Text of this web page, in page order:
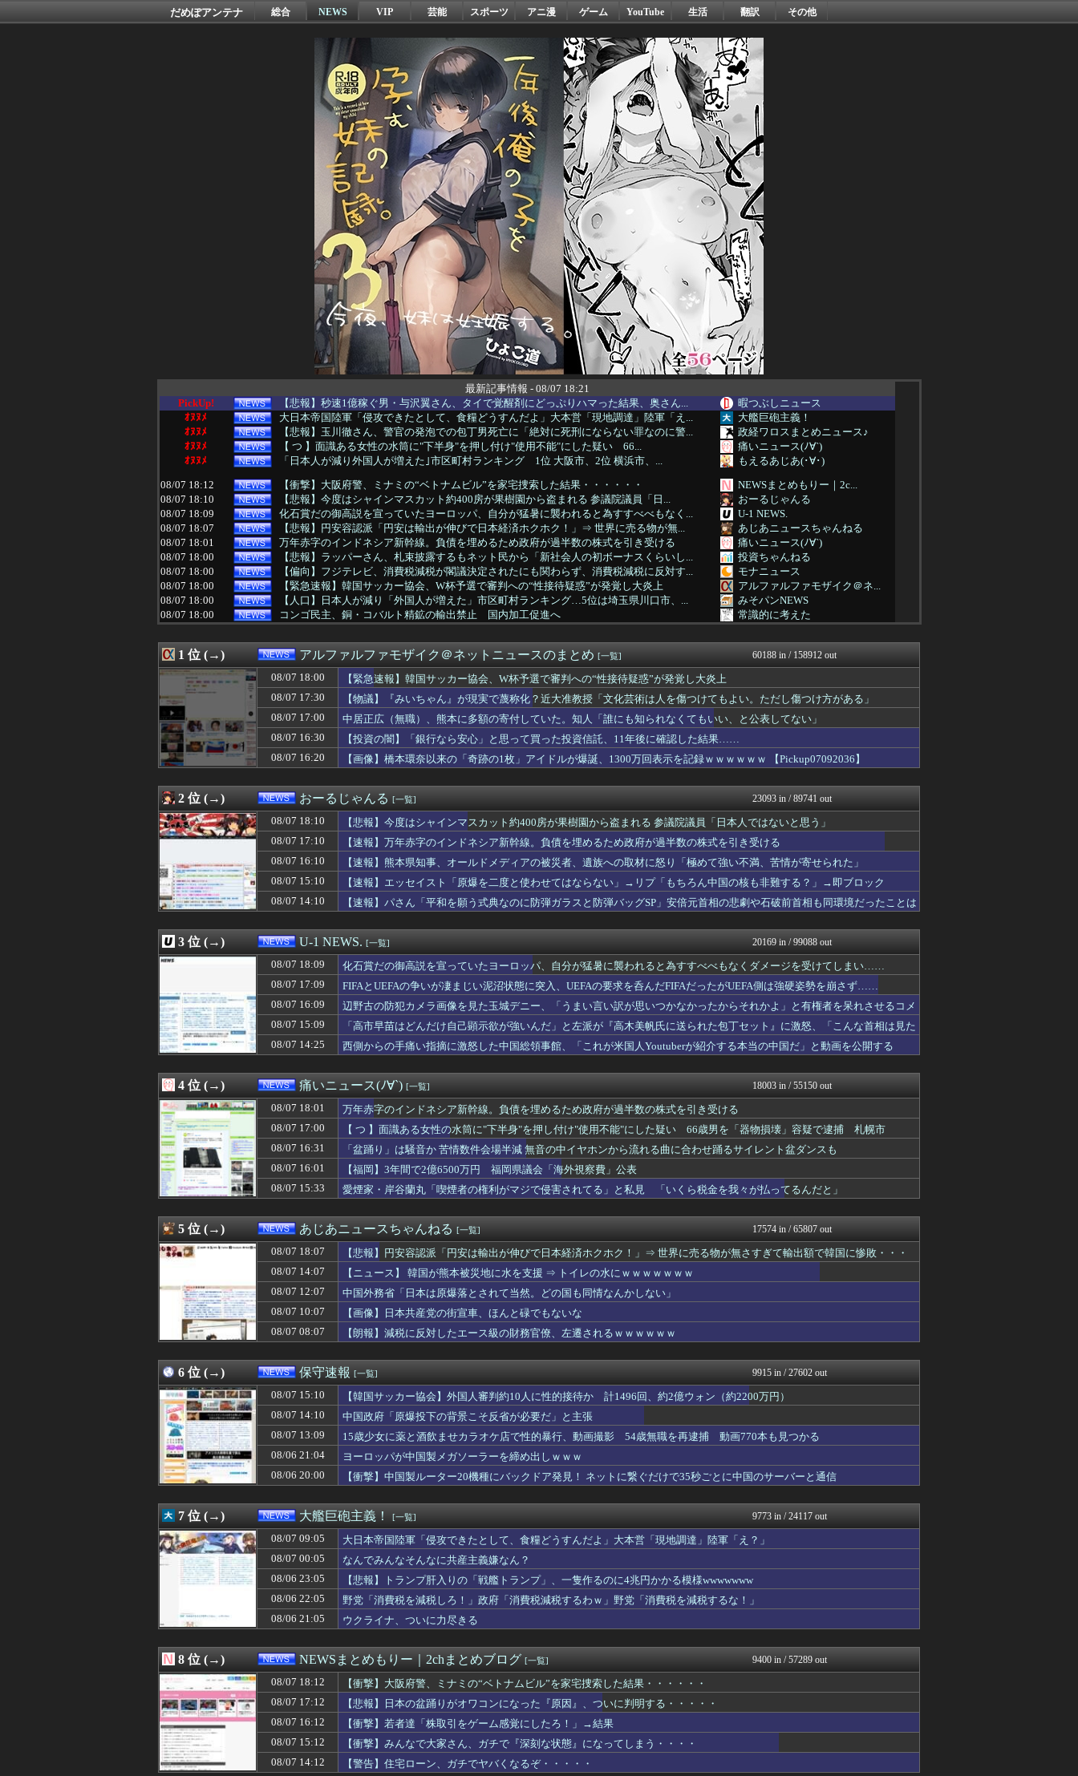
だめぽアンテナ 総合 NEWS VIP 芸能 スポーツ アニ漫 ゲーム YouTube 生活 翻訳 その他
最新記事情報 - 08/07 18:21
PickUp!
【悲報】秒速1億稼ぐ男・与沢翼さん、タイで覚醒剤にどっぷりハマった結果、奥さん...
暇つぶしニュース
ｵﾇﾇﾒ
大日本帝国陸軍「侵攻できたとして、食糧どうすんだよ」大本営「現地調達」陸軍「え...
大艦巨砲主義！
ｵﾇﾇﾒ
【悲報】玉川徹さん、警官の発泡での包丁男死亡に「絶対に死刑にならない罪なのに警...
政経ワロスまとめニュース♪
ｵﾇﾇﾒ
【 つ 】面識ある女性の水筒に"下半身"を押し付け"使用不能"にした疑い 66...
痛いニュース(ﾉ∀`)
ｵﾇﾇﾒ
「日本人が減り外国人が増えた｣市区町村ランキング 1位 大阪市、2位 横浜市、...
もえるあじあ(･∀･)
08/07 18:12
【衝撃】大阪府警、ミナミの“ベトナムビル”を家宅捜索した結果・・・・・・
NEWSまとめもりー｜2c...
08/07 18:10
【悲報】今度はシャインマスカット約400房が果樹園から盗まれる 参議院議員「日...
おーるじゃんる
08/07 18:09
化石賞だの御高説を宣っていたヨーロッパ、自分が猛暑に襲われると為すすべべもなく...
U-1 NEWS.
08/07 18:07
【悲報】円安容認派「円安は輸出が伸びで日本経済ホクホク！」⇒ 世界に売る物が無...
あじあニュースちゃんねる
08/07 18:01
万年赤字のインドネシア新幹線。負債を埋めるため政府が過半数の株式を引き受ける
痛いニュース(ﾉ∀`)
08/07 18:00
【悲報】ラッパーさん、札束披露するもネット民から「新社会人の初ボーナスくらいし...
投資ちゃんねる
08/07 18:00
【偏向】フジテレビ、消費税減税が閣議決定されたにも関わらず、消費税減税に反対す...
モナニュース
08/07 18:00
【緊急速報】韓国サッカー協会、W杯予選で審判への“性接待疑惑”が発覚し大炎上
アルファルファモザイク＠ネ...
08/07 18:00
【人口】日本人が減り「外国人が増えた」市区町村ランキング…5位は埼玉県川口市、...
みそパンNEWS
08/07 18:00
コンゴ民主、銅・コバルト精鉱の輸出禁止 国内加工促進へ
常識的に考えた
08/07 17:55
中国にて、誰も欲しがらないEVを「売れたこと」にして補助金を騙し取る事案が横行...
国難にあってもの申す！！
08/07 17:51
ALLDOCUBEの新型8.8インチタブレット｢iPlay 80 mini T...
理想ちゃんねる
08/07 17:37
韓国陸軍の射撃訓練中だったK1E1戦車で火災、乗員は避難…エンジンルーム付近か...
08/07 17:31
たこ焼きのタコ、何かで代替できないものか
まとめたニュース
08/07 17:30
【物議】『みいちゃん』が現実で蔑称化？近大准教授「文化芸術は人を傷つけてもよい...
アルファルファモザイク＠ネ...
08/07 17:29
【東大】2年連続赤字へ 「貯金」数年で枯渇、研究者の削減不可避
日本第一！ニュース録
08/07 17:24
小沢一郎氏、玉城デニー知事を全力応援表明 「このままでは勝てない」中道の態度を...
もえるあじあ(･∀･)
08/07 17:20
【東スポ】 韓国サッカー協会 審判への性接待報道にＳＮＳ紛糾「徹底追及」「２０...
キムチ速報
08/07 17:15
いつもの自分発のブーム 〜 米国・欧州でも「韓国旅行」ブーム
反日愚国 恨寓瘻
08/07 17:10
【速報】万年赤字のインドネシア新幹線。負債を埋めるため政府が過半数の株式を引き...
おーるじゃんる
08/07 17:09
親に反抗して全く勉強しなかった俺の末路
ふぇー速
08/07 17:09
FIFAとUEFAの争いが凄まじい泥沼状態に突入、UEFAの要求を呑んだFIF...
U-1 NEWS.
08/07 17:08
【動画】熊本病院、地震の中での手術映像がヤバすぎる → 医療機器が飛び交う激震...
政経ワロスまとめニュース♪
【画像】松屋、食器の仕分けまでセルフに
かせまと！
百田尚樹「今、日本という家は、自ら玄関を開けて招き入れた客によって家の中が無茶...
とりのまるやき（保守）
08/07 17:03
【驚愕】熊本地震で居酒屋から温泉が湧き出るｗｗｗｗｗｗｗｗｗｗｗｗ
watch＠２ちゃんねる
08/07 17:02
【地震】東京、ドンっと揺れた地震は震度2
常識的に考えた
08/07 17:00
【ねこ】トイレ後の“テンション爆上げ”はなぜ起こる？ 猫のトイレハイ体験談＆獣...
常識的に考えた
08/07 17:00
中居正広（無職）、熊本に多額の寄付していた。知人「誰にも知られなくてもいい、と...
アルファルファモザイク＠ネ...
08/07 17:00
【京都】女性の脳腫瘍摘出手術で誤って“腫瘍の無い部位”を摘出 脳幹など損傷受け...
みそパンNEWS
08/07 17:00
Google、Geminiが大赤字、「史上初のマイナスキャッシュフロー」に陥る
投資ちゃんねる
中国の「レアアース武器化」が裏目に、世界で重レアアース供給網の構築が加速－米メ...
国難にあってもの申す！！
08/07 16:41
プログラミングやりたい。人生を変えるために
かせまと！
08/07 16:31
「盆踊り」は騒音か 苦情数件会場半減 無音の中イヤホンから流れる曲に合わせ踊る...
痛いニュース(ﾉ∀`)
08/07 16:30
【投資の闇】「銀行なら安心」と思って買った投資信託、11年後に確認した結果……
アルファルファモザイク＠ネ...
08/07 16:29
トランプ氏、「出産旅行」禁じる大統領令 米国籍取得を目的とした中国人らの渡米を...
日本第一！ニュース録
08/07 16:26
映画｢ちいかわ 人魚の島のひみつ｣公開14日間で興行収入50億円突破 最終興収...
理想ちゃんねる
08/07 16:20
【画像】橋本環奈以来の「奇跡の1枚」アイドルが爆誕、1300万回表示を記録ｗｗ...
アルファルファモザイク＠ネ...
08/07 16:19
「果糖」が「がん転移」を促すと判明
まとめたニュース
08/07 16:12
【衝撃】若者達「株取引をゲーム感覚にしたろ！」→結果
08/07 16:10
【速報】熊本県知事、オールドメディアの被災者、遺族への取材に怒り「極めて強い不...
おーるじゃんる
08/07 16:09
【悲報】外国人グループ、田園都市線の橋脚にスプレーで落書きする動画がネットで話...
政経ワロスまとめニュース♪
08/07 16:09
辺野古の防犯カメラ画像を見た玉城デニー、「うまい言い訳が思いつかなかったからそ...
U-1 NEWS.
08/07 16:09
【事実陳列罪】X民「このアカウントで一番気持ち悪いポストを教えて」 grok「...
08/07 16:05
「部活辞めたい」て教師に言うと。。。
ふぇー速
08/07 16:03
【朗報】菅直人元総理、再評価されるｗｗｗｗｗｗｗｗｗｗｗｗｗｗｗｗｗｗ
watch＠２ちゃんねる
08/07 16:01
【福岡】3年間で2億6500万円 福岡県議会「海外視察費」公表
痛いニュース(ﾉ∀`)
08/07 16:00
【速報】北海道江別大学生殺人事件、主犯格の川口被告(19)に無期懲役の判決
アルファルファモザイク＠ネ...
08/07 16:00
森山裕・自民党前幹事長が明かした対中外交の大失態「高市総理の“個人的なSNS投...
黒マッチョニュース
かつて650万部を誇った「週刊少年ジャンプ」、発行部数が初の100万部割れ
常識的に考えた
【画像あり】ディズニーの「おいなり巻（600円）」、卑猥すぎて賛否両論ｗｗｗｗ...
投資ちゃんねる
08/07 16:00
【ジャングリア沖縄】「ロイヤルチケット」発売、アトラクション優先案内、ソフトド...
08/07 16:00
【画像】国連、初の女性総長が誕生か この2人の一騎打ちになりそう
08/07 15:55
韓国サッカー協会 2011～12年に国際審判員らを性接待 ［8/7］
国難にあってもの申す！！
08/07 15:43
介護職だけどストレスでマジで辞めたい
08/07 15:33
愛煙家・岸谷蘭丸「喫煙者の権利がマジで侵害されてる」と私見 「いくら税金を我々...
08/07 15:30
【これは重い】江口寿史さん「自分の絵ごと、このジャンルはそろそろ終わりかな」
アルファルファモザイク＠ネ...
08/07 15:29
8万が12万円「とても払えず」 相次ぐ家賃値上げ、どうすれば
日本第一！ニュース録
08/07 15:20
【Money1】 韓国「信用赦免を何回やっても、何回やっても」⇒ 257万人赦...
キムチ速報
08/07 15:19
【速報】全国の女子高生、お前らに苦言ｗｗｗｗｗｗｗｗｗｗ
まとめたニュース
08/07 15:19
北海道江別大学生殺人事件、主犯格の川口被告(19)に無期懲役の判決
ガハろぐNewsヽ(･ω･...
08/07 15:15
ルールを守る気ないなら交渉にもならないよ 〜 【日本水産物輸入禁止に釈明が必要...
08/07 15:13
増量ファミチキ食ったか？(´・ω・｀)
理想ちゃんねる
08/07 15:12
【衝撃】みんなで大家さん、ガチで『深刻な状態』になってしまう・・・・
NEWSまとめもりー｜2c...
08/07 15:10
【速報】エッセイスト「原爆を二度と使わせてはならない」→リプ「もちろん中国の核...
おーるじゃんる
08/07 15:09
「高市早苗はどんだけ自己顕示欲が強いんだ」と左派が『高木美帆氏に送られた包丁セ...
08/07 15:08
アメリカには「膨大な量の兵器がある」トランプ大統領が主張…在庫枯渇の報道受け！
軍事・ミリタリー速報☆彡
08/07 15:04
【閲覧注意動画】平和式典 広島ゲートパークにて中核派がバリキッショい“ムカデ行...
正義の見方
08/07 15:04
親の遺産でニート最高れす(^q^)
ふぇー速
08/07 15:03
「オーバーロード」という絵師の力で硬派ファンタジーと誤解させ人気出たなろう作品...
watch＠２ちゃんねる
韓国サッカー協会、Ｗ杯アジア予選で外国人審判員に性的接待か…韓国放送局が独占報...
痛いニュース(ﾉ∀`)
08/07 15:00
任天堂、熊本地震を受け製品修理は無償対応（災害救助法適用地域） 義援金5000...
常識的に考えた
08/07 15:00
【悲報】生成AI、メモリやSSDだけでなく「マザーボード」まで値上げさせてしま...
08/07 15:00
日経平均2013「1万円です」日経平均2026「6万円です」←これは年収爆上が...
投資ちゃんねる
08/07 15:00
【事件】「ジャンプ」ストアで大量注文→キャンセルか 業務妨害容疑で女逮捕
08/07 14:55
韓国陸軍 砲撃訓練中のK1E1戦車で火災…軍「人的被害なし」 ［8/7］
08/07 14:40
トランプ氏、「出産旅行」禁じる大統領令 米国籍取得を目的とした中国人らの渡米を...
08/07 14:36
【動画】熊本県知事「ご遺族、被災者、自治体職員からメディアの報道に対し、極めて...
正義の見方
08/07 14:29
【悲報】東京都民「助けて。通勤時間減らしたいのに都心の近くが最低10万払わない...
08/07 14:25
西側からの手痛い指摘に激怒した中国総領事館、「これが米国人Youtuberが紹...
08/07 14:23
ラーメン屋はさっさとクレカ対応しろや
ふぇー速
08/07 14:22
【原爆の日】サヨク「スピーチする人が全員この防弾ガラスなのでしょうか。高市だけ...
モナニュース
1 位 (→) アルファルファモザイク＠ネットニュースのまとめ [一覧] 60188 in / 158912 out
08/07 18:00
【緊急速報】韓国サッカー協会、W杯予選で審判への“性接待疑惑”が発覚し大炎上
08/07 17:30
【物議】『みいちゃん』が現実で蔑称化？近大准教授「文化芸術は人を傷つけてもよい。ただし傷つけ方がある」
08/07 17:00
中居正広（無職）、熊本に多額の寄付していた。知人「誰にも知られなくてもいい、と公表してない」
08/07 16:30
【投資の闇】「銀行なら安心」と思って買った投資信託、11年後に確認した結果……
08/07 16:20
【画像】橋本環奈以来の「奇跡の1枚」アイドルが爆誕、1300万回表示を記録ｗｗｗｗｗｗ 【Pickup07092036】
2 位 (→) おーるじゃんる [一覧] 23093 in / 89741 out
08/07 18:10
【悲報】今度はシャインマスカット約400房が果樹園から盗まれる 参議院議員「日本人ではないと思う」
08/07 17:10
【速報】万年赤字のインドネシア新幹線。負債を埋めるため政府が過半数の株式を引き受ける
08/07 16:10
【速報】熊本県知事、オールドメディアの被災者、遺族への取材に怒り「極めて強い不満、苦情が寄せられた」
08/07 15:10
【速報】エッセイスト「原爆を二度と使わせてはならない」→リプ「もちろん中国の核も非難する？」→即ブロック
08/07 14:10
【速報】パさん「平和を願う式典なのに防弾ガラスと防弾バッグSP」安倍元首相の悲劇や石破前首相も同環境だったことは
3 位 (→) U-1 NEWS. [一覧] 20169 in / 99088 out
08/07 18:09
化石賞だの御高説を宣っていたヨーロッパ、自分が猛暑に襲われると為すすべべもなくダメージを受けてしまい……
08/07 17:09
FIFAとUEFAの争いが凄まじい泥沼状態に突入、UEFAの要求を呑んだFIFAだったがUEFA側は強硬姿勢を崩さず……
08/07 16:09
辺野古の防犯カメラ画像を見た玉城デニー、「うまい言い訳が思いつかなかったからそれかよ」と有権者を呆れさせるコメ
ントを……
08/07 15:09
「高市早苗はどんだけ自己顕示欲が強いんだ」と左派が『高木美帆氏に送られた包丁セット』に激怒、「こんな首相は見た
ことがない」と言い張るも……
08/07 14:25
西側からの手痛い指摘に激怒した中国総領事館、「これが米国人Youtuberが紹介する本当の中国だ」と動画を公開する
4 位 (→) 痛いニュース(ﾉ∀`) [一覧] 18003 in / 55150 out
08/07 18:01
万年赤字のインドネシア新幹線。負債を埋めるため政府が過半数の株式を引き受ける
08/07 17:00
【 つ 】面識ある女性の水筒に"下半身"を押し付け"使用不能"にした疑い 66歳男を「器物損壊」容疑で逮捕 札幌市
08/07 16:31
「盆踊り」は騒音か 苦情数件会場半減 無音の中イヤホンから流れる曲に合わせ踊るサイレント盆ダンスも
08/07 16:01
【福岡】3年間で2億6500万円 福岡県議会「海外視察費」公表
08/07 15:33
愛煙家・岸谷蘭丸「喫煙者の権利がマジで侵害されてる」と私見 「いくら税金を我々が払ってるんだと」
5 位 (→) あじあニュースちゃんねる [一覧] 17574 in / 65807 out
08/07 18:07
【悲報】円安容認派「円安は輸出が伸びで日本経済ホクホク！」⇒ 世界に売る物が無さすぎて輸出額で韓国に惨敗・・・
08/07 14:07
【ニュース】 韓国が熊本被災地に水を支援 ⇒ トイレの水にｗｗｗｗｗｗｗ
08/07 12:07
中国外務省「日本は原爆落とされて当然。どの国も同情なんかしない」
08/07 10:07
【画像】日本共産党の街宣車、ほんと碌でもないな
08/07 08:07
【朗報】減税に反対したエース級の財務官僚、左遷されるｗｗｗｗｗｗ
6 位 (→) 保守速報 [一覧] 9915 in / 27602 out
08/07 15:10
【韓国サッカー協会】外国人審判約10人に性的接待か 計1496回、約2億ウォン（約2200万円）
08/07 14:10
中国政府「原爆投下の背景こそ反省が必要だ」と主張
08/07 13:09
15歳少女に薬と酒飲ませカラオケ店で性的暴行、動画撮影 54歳無職を再逮捕 動画770本も見つかる
08/06 21:04
ヨーロッパが中国製メガソーラーを締め出しｗｗｗ
08/06 20:00
【衝撃】中国製ルーター20機種にバックドア発見！ ネットに繋ぐだけで35秒ごとに中国のサーバーと通信
7 位 (→) 大艦巨砲主義！ [一覧] 9773 in / 24117 out
08/07 09:05
大日本帝国陸軍「侵攻できたとして、食糧どうすんだよ」大本営「現地調達」陸軍「え？」
08/07 00:05
なんでみんなそんなに共産主義嫌なん？
08/06 23:05
【悲報】トランプ肝入りの「戦艦トランプ」、一隻作るのに4兆円かかる模様wwwwwww
08/06 22:05
野党「消費税を減税しろ！」政府「消費税減税するわｗ」野党「消費税を減税するな！」
08/06 21:05
ウクライナ、ついに力尽きる
8 位 (→) NEWSまとめもりー｜2chまとめブログ [一覧] 9400 in / 57289 out
08/07 18:12
【衝撃】大阪府警、ミナミの“ベトナムビル”を家宅捜索した結果・・・・・・
08/07 17:12
【悲報】日本の盆踊りがオワコンになった『原因』、ついに判明する・・・・・
08/07 16:12
【衝撃】若者達「株取引をゲーム感覚にしたろ！」→結果
08/07 15:12
【衝撃】みんなで大家さん、ガチで『深刻な状態』になってしまう・・・・
08/07 14:12
【警告】住宅ローン、ガチでヤバくなるぞ・・・・・